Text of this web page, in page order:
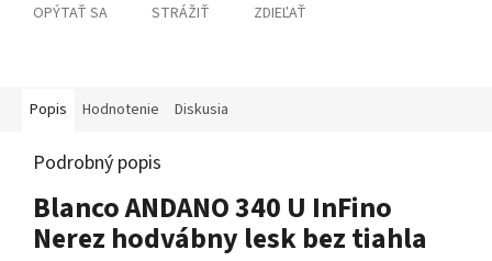
OPÝTAŤ SA STRÁŽIŤ ZDIEĽAŤ
Popis Hodnotenie Diskusia
Podrobný popis
Blanco ANDANO 340 U InFino
Nerez hodvábny lesk bez tiahla